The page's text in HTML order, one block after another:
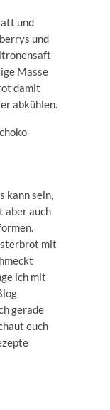
und
und
Masse
damit
abkühlen.
kann sein,
aber auch
mit
ich mit
gerade
euch